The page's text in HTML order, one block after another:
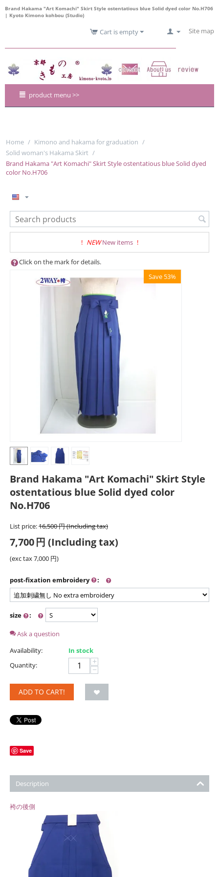
Brand Hakama "Art Komachi" Skirt Style ostentatious blue Solid dyed color No.H706
| Kyoto Kimono kohbou (Studio)
Site map
Cart is empty
product menu >>
Home / Kimono and hakama for graduation /
Solid woman's Hakama Skirt /
Brand Hakama "Art Komachi" Skirt Style ostentatious blue Solid dyed
color No.H706
! NEW New items !
Click on the mark for details.
Save 53%
Brand Hakama "Art Komachi" Skirt Style
ostentatious blue Solid dyed color
No.H706
List price:16,500円(Including tax)
7,700円 (Including tax)
(exc tax7,000 円)
post-fixation embroidery :
size :
Ask a question
Availability:
In stock
Quantity:
+
−
ADD TO CART!
Save
Description
袴の後側